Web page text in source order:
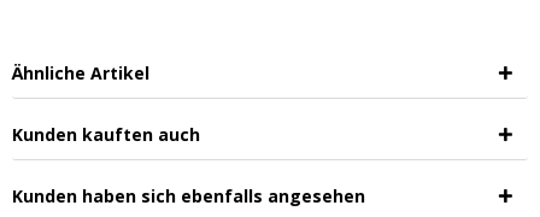
Ähnliche Artikel
Kunden kauften auch
Kunden haben sich ebenfalls angesehen